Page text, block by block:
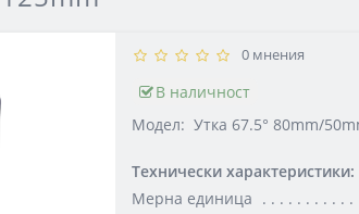
0 мнения
В наличност
Модел: Утка 67.5° 80mm/
Технически характеристики:
Мерна единица